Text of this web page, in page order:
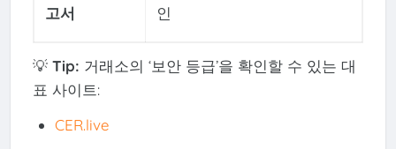
고서
인
💡 Tip: 거래소의 ‘보안 등급’을 확인할 수 있는 대
표 사이트:
CER.live